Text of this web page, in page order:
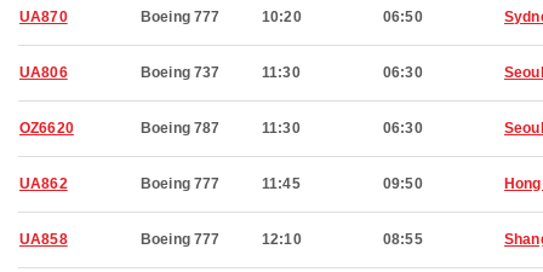
UA870 Boeing 777 10:20 06:50
UA806 Boeing 737 11:30 06:30 Seoul
OZ6620 Boeing 787 11:30 06:30 Seoul
UA862 Boeing 777 11:45 09:50
UA858 Boeing 777 12:10 08:55